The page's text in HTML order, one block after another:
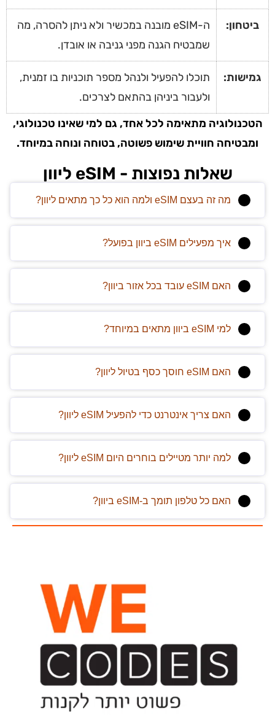
ביטחון:
ה-eSIM מובנה במכשיר ולא ניתן להסרה, מה
שמבטיח הגנה מפני גניבה או אובדן.
גמישות:
תוכלו להפעיל ולנהל מספר תוכניות בו זמנית,
ולעבור ביניהן בהתאם לצרכים.
הטכנולוגיה מתאימה לכל אחד, גם למי שאינו טכנולוגי,
ומבטיחה חוויית שימוש פשוטה, בטוחה ונוחה במיוחד.
שאלות נפוצות - eSIM ליוון
מה זה בעצם eSIM ולמה הוא כל כך מתאים ליוון?
איך מפעילים eSIM ביוון בפועל?
האם eSIM עובד בכל אזור ביוון?
למי eSIM ביוון מתאים במיוחד?
האם eSIM חוסך כסף בטיול ליוון?
האם צריך אינטרנט כדי להפעיל eSIM ליוון?
למה יותר מטיילים בוחרים היום eSIM ליוון?
האם כל טלפון תומך ב-eSIM ביוון?